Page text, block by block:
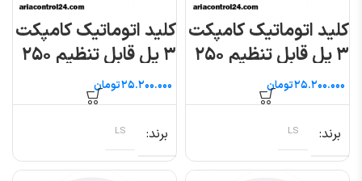
کلید اتوماتیک کامپکت
۳ پل قابل تنظیم ۲۵۰
آمپر (سوسل) ال اس
تومان
برند LS
کلید اتوماتیک کامپکت
۳ پل قابل تنظیم ۲۵۰
آمپر (متاسول) ال اس
تومان
برند LS